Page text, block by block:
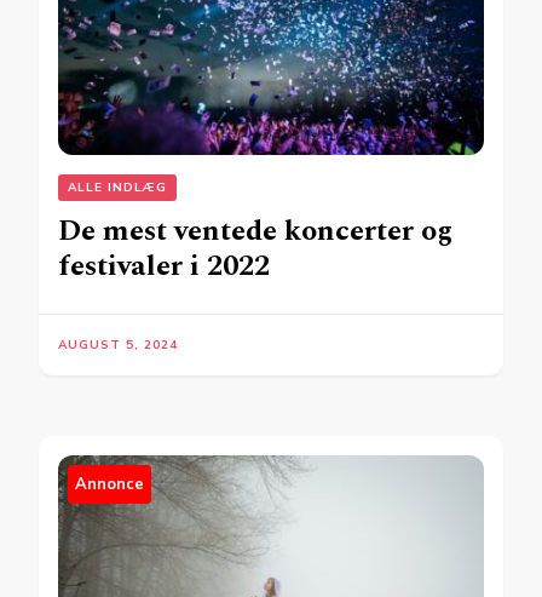
ALLE INDLÆG
De mest ventede koncerter og
festivaler i 2022
AUGUST 5, 2024
Annonce